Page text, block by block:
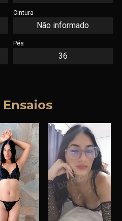
Cintura
Não informado
Pés
36
Ensaios